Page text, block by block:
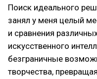
Поиск идеального
занял у меня целый
и сравнения
искусственного
безграничные
творчества,